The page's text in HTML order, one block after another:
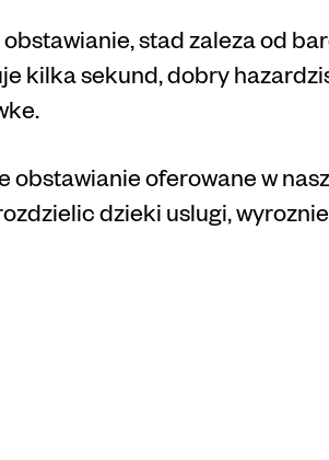
stad zaleza od
kilka sekund, dobry
obstawianie oferowane w
dzieki uslugi,